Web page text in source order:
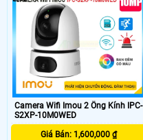
Camera Wifi Imou 2 Ống Kính IPC-
S2XP-10M0WED
Giá Bán: 1,600,000 ₫